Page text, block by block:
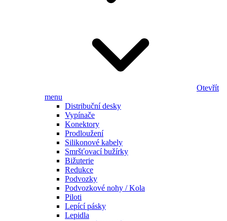
Otevřít
menu
Distribuční desky
Vypínače
Konektory
Prodloužení
Silikonové kabely
Smršťovací bužírky
Bižuterie
Redukce
Podvozky
Podvozkové nohy / Kola
Piloti
Lepící pásky
Lepidla